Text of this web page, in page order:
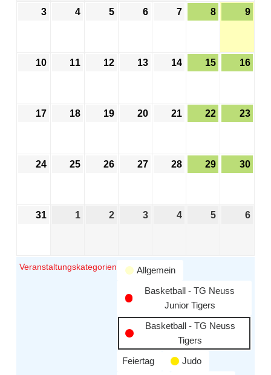
3 4 5 6 7 8 9
10 11 12 13 14 15 16
17 18 19 20 21 22 23
24 25 26 27 28 29 30
31 1 2 3 4 5 6
Veranstaltungskategorien
Allgemein
Basketball - TG Neuss
Junior Tigers
Basketball - TG Neuss
Tigers
Feiertag
Judo